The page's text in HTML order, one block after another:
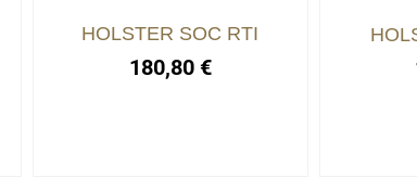
HOLSTER SOC RTI
180,80 €